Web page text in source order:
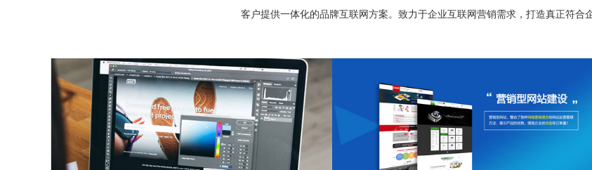
客户提供一体化的品牌互联网方案。致力于企业互联网营销需求，打造真正符合